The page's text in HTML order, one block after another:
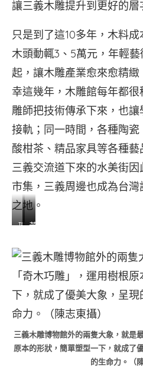
讓三義木雕提升到更好的層
只是到了這10多年，木料
木頭動輒3、5萬元，年輕
起，讓木雕產業愈來愈精
幸這幾年，木雕館每年都
雕師把技術傳承下來，也
接軌；同一時間，各種陶瓷
酸柑茶、精品家具等各種
三義交流道下來的水美街
市集，三義周邊也成為台
之地。
環
取
樣
n0.7.
寂
逝
透
明
以
小
塊
一
小
塊
木
拼
黃
元
說，
這
系
列
品
是
三義木雕博物館外的兩隻大象，就是
原本的形狀，簡單塑型一下，就成了
的生命力。（